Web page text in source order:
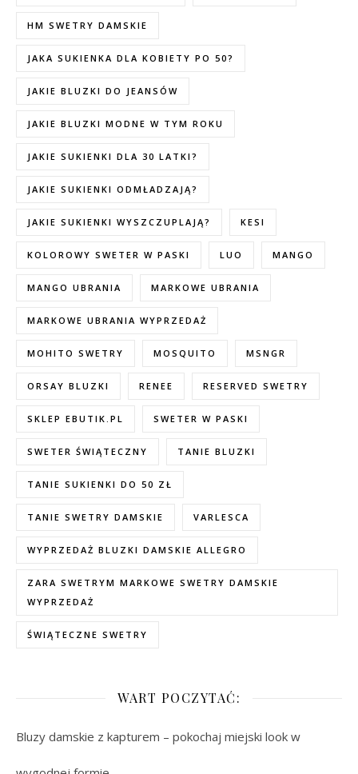
HM SWETRY DAMSKIE
JAKA SUKIENKA DLA KOBIETY PO 50?
JAKIE BLUZKI DO JEANSÓW
JAKIE BLUZKI MODNE W TYM ROKU
JAKIE SUKIENKI DLA 30 LATKI?
JAKIE SUKIENKI ODMŁADZAJĄ?
JAKIE SUKIENKI WYSZCZUPLAJĄ? KESI
KOLOROWY SWETER W PASKI LUO MANGO
MANGO UBRANIA MARKOWE UBRANIA
MARKOWE UBRANIA WYPRZEDAŻ
MOHITO SWETRY MOSQUITO MSNGR
ORSAY BLUZKI RENEE RESERVED SWETRY
SKLEP EBUTIK.PL SWETER W PASKI
SWETER ŚWIĄTECZNY TANIE BLUZKI
TANIE SUKIENKI DO 50 ZŁ
TANIE SWETRY DAMSKIE VARLESCA
WYPRZEDAŻ BLUZKI DAMSKIE ALLEGRO
ZARA SWETRYM MARKOWE SWETRY DAMSKIE
WYPRZEDAŻ
ŚWIĄTECZNE SWETRY
WART POCZYTAĆ:
Bluzy damskie z kapturem – pokochaj miejski look w